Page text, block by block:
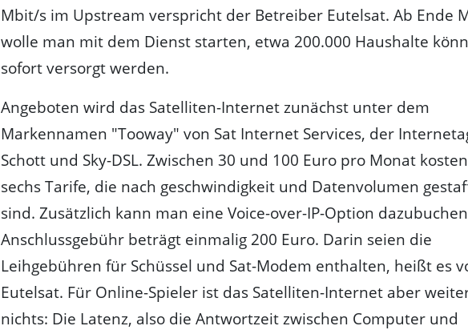
Mbit/s im Upstream verspricht der Betreiber Eutelsat. Ab Ende
wolle man mit dem Dienst starten, etwa 200.000 Haushalte
sofort versorgt werden.
Angeboten wird das Satelliten-Internet zunächst unter dem
Markennamen "Tooway" von Sat Internet Services, der
Schott und Sky-DSL. Zwischen 30 und 100 Euro pro Monat
sechs Tarife, die nach geschwindigkeit und Datenvolumen
sind. Zusätzlich kann man eine Voice-over-IP-Option
Anschlussgebühr beträgt einmalig 200 Euro. Darin seien die
Leihgebühren für Schüssel und Sat-Modem enthalten, heißt es
Eutelsat. Für Online-Spieler ist das Satelliten-Internet aber
nichts: Die Latenz, also die Antwortzeit zwischen Computer und